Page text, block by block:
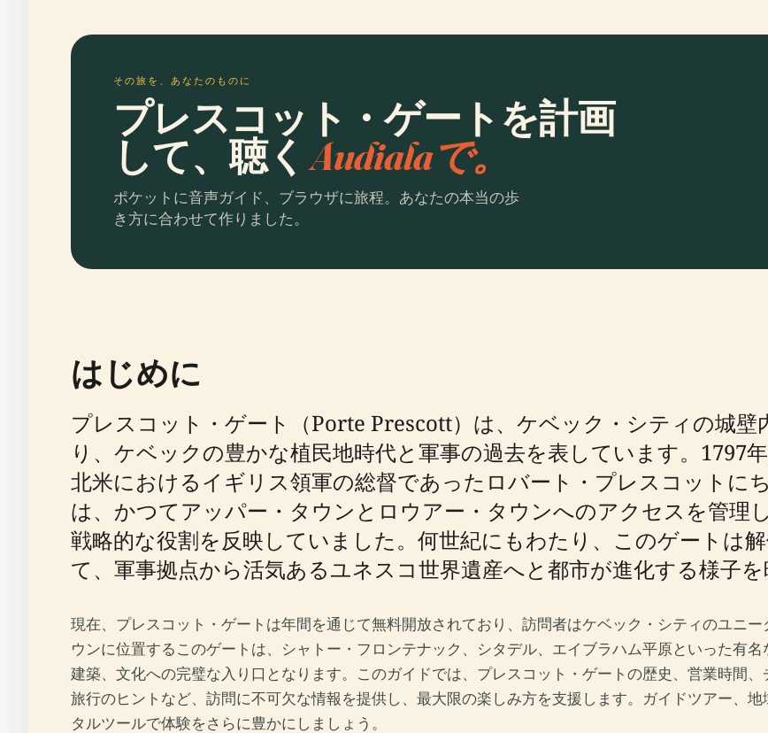
その旅を、あなたのものに
プレスコット・ゲートを計画
して、聴くAudialaで。
ポケットに音声ガイド、ブラウザに旅程。あなたの本当の歩
き方に合わせて作りました。
はじめに
プレスコット・ゲート（Porte Prescott）は、ケベック・シティの城
り、ケベックの豊かな植民地時代と軍事の過去を表しています。1797
北米におけるイギリス領軍の総督であったロバート・プレスコットに
は、かつてアッパー・タウンとロウアー・タウンへのアクセスを管理
戦略的な役割を反映していました。何世紀にもわたり、このゲートは
て、軍事拠点から活気あるユネスコ世界遺産へと都市が進化する様子を
現在、プレスコット・ゲートは年間を通じて無料開放されており、訪問者はケベック・シティのユニ
ウンに位置するこのゲートは、シャトー・フロンテナック、シタデル、エイブラハム平原といった有
建築、文化への完璧な入り口となります。このガイドでは、プレスコット・ゲートの歴史、営業時間
旅行のヒントなど、訪問に不可欠な情報を提供し、最大限の楽しみ方を支援します。ガイドツアー、
タルツールで体験をさらに豊かにしましょう。